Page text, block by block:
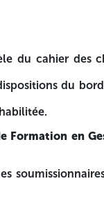
le prix total
sur support
du cahier des
du
Formation en